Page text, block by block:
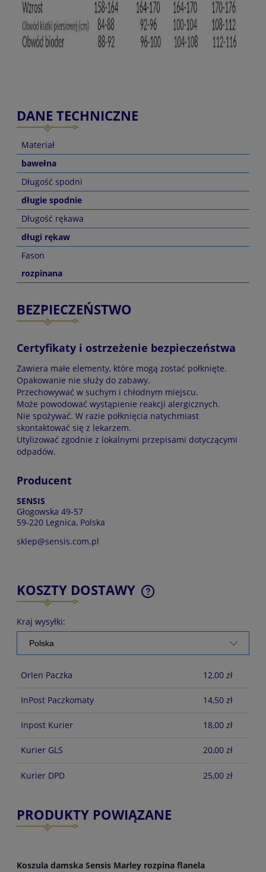
DANE TECHNICZNE
Materiał
bawełna
Długość spodni
długie spodnie
Długość rękawa
długi rękaw
Fason
rozpinana
BEZPIECZEŃSTWO
Certyfikaty i ostrzeżenie bezpieczeństwa
Zawiera małe elementy, które mogą zostać połknięte.
Opakowanie nie służy do zabawy.
Przechowywać w suchym i chłodnym miejscu.
Może powodować wystąpienie reakcji alergicznych.
Nie spożywać. W razie połknięcia natychmiast
skontaktować się z lekarzem.
Utylizować zgodnie z lokalnymi przepisami dotyczącymi
odpadów.
Producent
SENSIS
Głogowska 49-57
59-220 Legnica, Polska
sklep@sensis.com.pl
KOSZTY DOSTAWY
CENA NIE ZAWIERA EWENTUALNYCH KOSZTÓW
PŁATNOŚCI
Kraj wysyłki:
Orlen Paczka 12,00 zł
InPost Paczkomaty 14,50 zł
Inpost Kurier 18,00 zł
Kurier GLS 20,00 zł
Kurier DPD 25,00 zł
PRODUKTY POWIĄZANE
Koszula damska Sensis Marley rozpina flanela